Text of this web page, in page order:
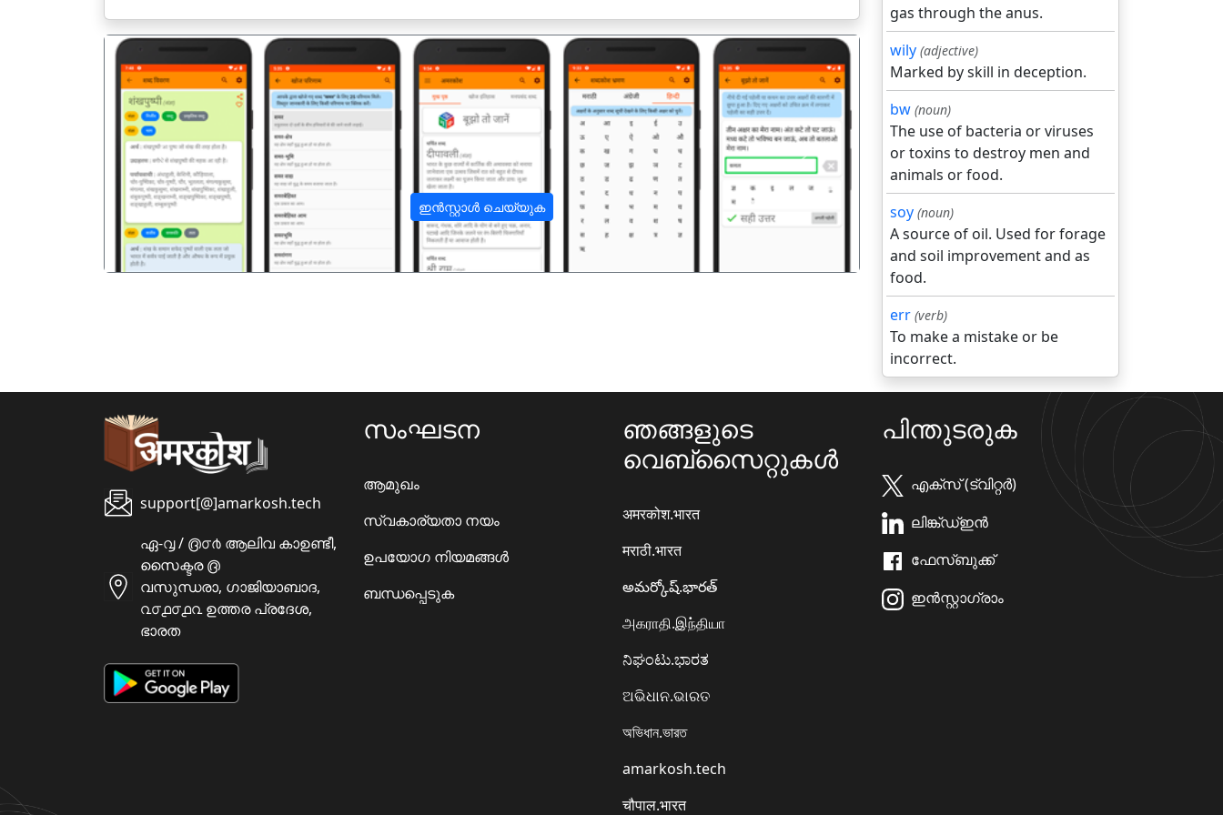
ഇൻസ്റ്റാൾ ചെയ്യുക
पिछला अगला
gas through the anus.
wily (adjective)
Marked by skill in deception.
bw (noun)
The use of bacteria or viruses
or toxins to destroy men and
animals or food.
soy (noun)
A source of oil. Used for forage
and soil improvement and as
food.
err (verb)
To make a mistake or be
incorrect.
support[@]amarkosh.tech
ഏ-൮ / ൫൦൪ ആലിവ കാഉണ്ടീ,
സൈക്ടര ൫
വസുന്ധരാ, ഗാജിയാബാദ,
൨൦൧൦൧൨ ഉത്തര പ്രദേശ,
ഭാരത
സംഘടന
ആമുഖം
സ്വകാര്യതാ നയം
ഉപയോഗ നിയമങ്ങൾ
ബന്ധപ്പെടുക
ഞങ്ങളുടെ
വെബ്സൈറ്റുകൾ
अमरकोश.भारत
मराठी.भारत
అమర్కోష్.భారత్
அகராதி.இந்தியா
ನಿಘಂಟು.ಭಾರತ
ଅଭିଧାନ.ଭାରତ
অভিধান.ভারত
amarkosh.tech
चौपाल.भारत
പിന്തുടരുക
എക്സ് (ട്വിറ്റർ)
ലിങ്ക്ഡ്ഇൻ
ഫേസ്ബുക്ക്
ഇൻസ്റ്റാഗ്രാം